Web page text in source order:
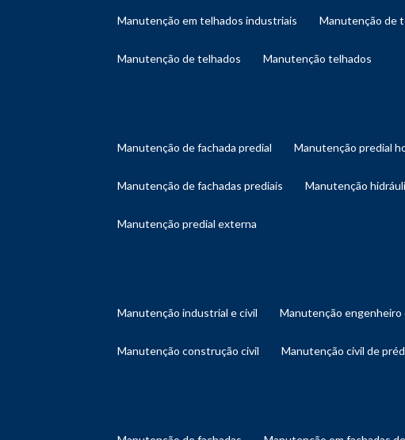
manutenção em telhados industriais manutenção
manutenção de telhados manutenção telhados
manutenção de fachada predial manutenção predial
manutenção de fachadas prediais manutenção
manutenção predial externa
manutenção industrial e civil manutenção engenheiro
manutenção construção civil manutenção civil de